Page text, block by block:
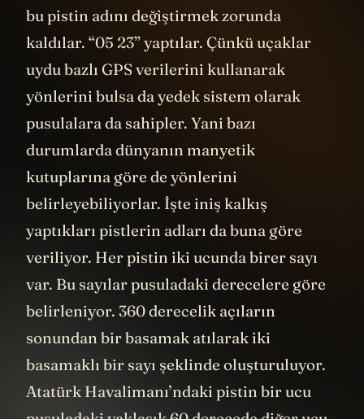
bu pistin adını değiştirmek zorunda
kaldılar. “05 23” yaptılar. Çünkü uçaklar
uydu bazlı GPS verilerini kullanarak
yönlerini bulsa da yedek sistem olarak
pusulalara da sahipler. Yani bazı
durumlarda dünyanın manyetik
kutuplarına göre de yönlerini
belirleyebiliyorlar. İşte iniş kalkış
yaptıkları pistlerin adları da buna göre
veriliyor. Her pistin iki ucunda birer sayı
var. Bu sayılar pusuladaki derecelere göre
belirleniyor. 360 derecelik açıların
sonundan bir basamak atılarak iki
basamaklı bir sayı şeklinde oluşturuluyor.
Atatürk Havalimanı’ndaki pistin bir ucu